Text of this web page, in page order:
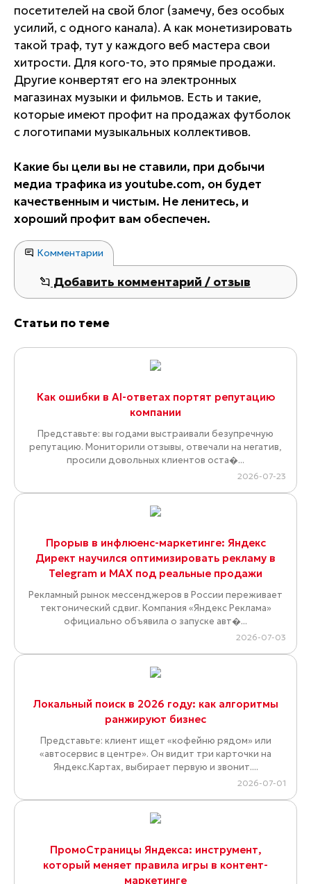
посетителей на свой блог (замечу, без особых
усилий, с одного канала). А как монетизировать
такой траф, тут у каждого веб мастера свои
хитрости. Для кого-то, это прямые продажи.
Другие конвертят его на электронных
магазинах музыки и фильмов. Есть и такие,
которые имеют профит на продажах футболок
с логотипами музыкальных коллективов.
Какие бы цели вы не ставили, при добычи
медиа трафика из youtube.com, он будет
качественным и чистым. Не ленитесь, и
хороший профит вам обеспечен.
Комментарии
Добавить комментарий / отзыв
Статьи по теме
Как ошибки в AI-ответах портят репутацию
компании
Представьте: вы годами выстраивали безупречную
репутацию. Мониторили отзывы, отвечали на негатив,
просили довольных клиентов оста�...
2026-07-23
Прорыв в инфлюенс-маркетинге: Яндекс
Директ научился оптимизировать рекламу в
Telegram и MAX под реальные продажи
Рекламный рынок мессенджеров в России переживает
тектонический сдвиг. Компания «Яндекс Реклама»
официально объявила о запуске авт�...
2026-07-03
Локальный поиск в 2026 году: как алгоритмы
ранжируют бизнес
Представьте: клиент ищет «кофейню рядом» или
«автосервис в центре». Он видит три карточки на
Яндекс.Картах, выбирает первую и звонит....
2026-07-01
ПромоСтраницы Яндекса: инструмент,
который меняет правила игры в контент-
маркетинге